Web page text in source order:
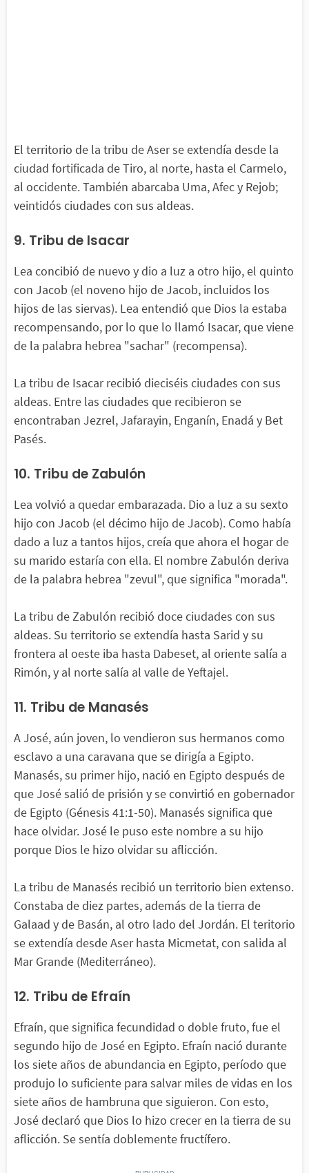
El territorio de la tribu de Aser se extendía desde la
ciudad fortificada de Tiro, al norte, hasta el Carmelo,
al occidente. También abarcaba Uma, Afec y Rejob;
veintidós ciudades con sus aldeas.
9. Tribu de Isacar
Lea concibió de nuevo y dio a luz a otro hijo, el quinto
con Jacob (el noveno hijo de Jacob, incluidos los
hijos de las siervas). Lea entendió que Dios la estaba
recompensando, por lo que lo llamó Isacar, que viene
de la palabra hebrea "sachar" (recompensa).
La tribu de Isacar recibió dieciséis ciudades con sus
aldeas. Entre las ciudades que recibieron se
encontraban Jezrel, Jafarayin, Enganín, Enadá y Bet
Pasés.
10. Tribu de Zabulón
Lea volvió a quedar embarazada. Dio a luz a su sexto
hijo con Jacob (el décimo hijo de Jacob). Como había
dado a luz a tantos hijos, creía que ahora el hogar de
su marido estaría con ella. El nombre Zabulón deriva
de la palabra hebrea "zevul", que significa "morada".
La tribu de Zabulón recibió doce ciudades con sus
aldeas. Su territorio se extendía hasta Sarid y su
frontera al oeste iba hasta Dabeset, al oriente salía a
Rimón, y al norte salía al valle de Yeftajel.
11. Tribu de Manasés
A José, aún joven, lo vendieron sus hermanos como
esclavo a una caravana que se dirigía a Egipto.
Manasés, su primer hijo, nació en Egipto después de
que José salió de prisión y se convirtió en gobernador
de Egipto (Génesis 41:1-50). Manasés significa que
hace olvidar. José le puso este nombre a su hijo
porque Dios le hizo olvidar su aflicción.
La tribu de Manasés recibió un territorio bien extenso.
Constaba de diez partes, además de la tierra de
Galaad y de Basán, al otro lado del Jordán. El teritorio
se extendía desde Aser hasta Micmetat, con salida al
Mar Grande (Mediterráneo).
12. Tribu de Efraín
Efraín, que significa fecundidad o doble fruto, fue el
segundo hijo de José en Egipto. Efraín nació durante
los siete años de abundancia en Egipto, período que
produjo lo suficiente para salvar miles de vidas en los
siete años de hambruna que siguieron. Con esto,
José declaró que Dios lo hizo crecer en la tierra de su
aflicción. Se sentía doblemente fructífero.